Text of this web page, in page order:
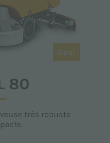
Opal
80
très robuste